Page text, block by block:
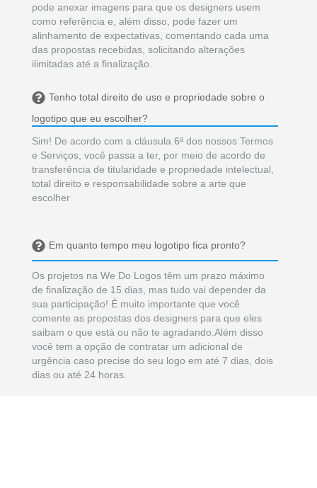
pode anexar imagens para que os designers usem
como referência e, além disso, pode fazer um
alinhamento de expectativas, comentando cada uma
das propostas recebidas, solicitando alterações
ilimitadas até a finalização.
Tenho total direito de uso e propriedade sobre o
logotipo que eu escolher?
Sim! De acordo com a cláusula 6ª dos nossos Termos
e Serviços, você passa a ter, por meio de acordo de
transferência de titularidade e propriedade intelectual,
total direito e responsabilidade sobre a arte que
escolher
Em quanto tempo meu logotipo fica pronto?
Os projetos na We Do Logos têm um prazo máximo
de finalização de 15 dias, mas tudo vai depender da
sua participação! É muito importante que você
comente as propostas dos designers para que eles
saibam o que está ou não te agradando.Além disso
você tem a opção de contratar um adicional de
urgência caso precise do seu logo em até 7 dias, dois
dias ou até 24 horas.